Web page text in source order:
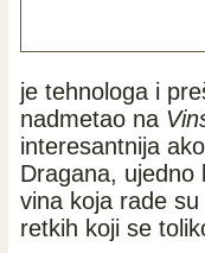
je tehnologa i
nadmetao na
interesantnija
Dragana, ujedno
vina koja rade
retkih koji se